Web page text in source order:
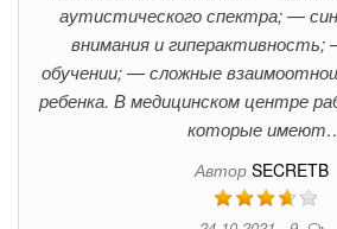
аутистического спектра; —
внимания и
обучении; — сложные
ребенка. В медицинском центре
которые
Автор SECRETB